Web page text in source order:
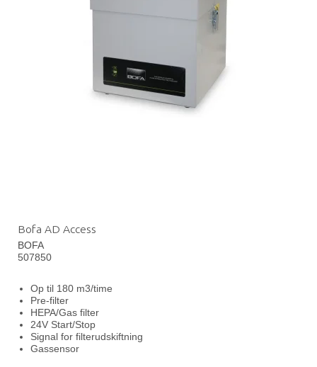
Bofa AD Access
BOFA
507850
Op til 180 m3/time
Pre-filter
HEPA/Gas filter
24V Start/Stop
Signal for filterudskiftning
Gassensor